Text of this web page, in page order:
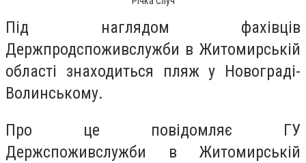
Під наглядом фахівців
Держпродспоживслужби в Житомирській
області знаходиться пляж у Новограді-
Волинському.
Про це повідомляє ГУ
Держспоживслужби в Житомирській